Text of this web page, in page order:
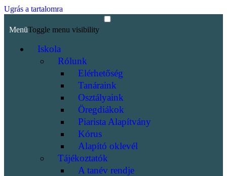
Ugrás a tartalomra
MenüToggle menu visibility
Iskola
Rólunk
Elérhetőség
Tanáraink
Osztályaink
Öregdiákok
Piarista Alapítvány
Kórus
Alapító oklevél
Tájékoztatók
A tanév rendje